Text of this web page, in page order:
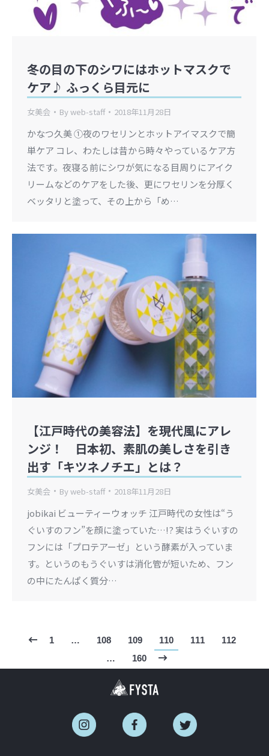
冬の目の下のシワにはホットマスクで
ケア♪ ふっくら目元に
女美会 Byweb-staff 2018年11月28日
かなつ久美 ①夜のワセリンとホットアイマスクで簡
単ケア コレ、わたしは昔から時々やっているケア方
法です。夜寝る前にシワが気になる目周りにアイク
リームなどのケアをした後、更にワセリンを分厚く
ベッタリと塗って、その上から「め…
【江戸時代の美容法】を現代風にアレ
ンジ！ 日本初、素肌の美しさを引き
出す「キツネノチエ」とは？
女美会 Byweb-staff 2018年11月28日
jobikai ビューティーウォッチ 江戸時代の女性は“う
ぐいすのフン”を顔に塗っていた…!? 実はうぐいすの
フンには「プロテアーゼ」という酵素が入っていま
す。というのもうぐいすは消化管が短いため、フン
の中にたんぱく質分…
1 … 108 109 110 111
112
…
160